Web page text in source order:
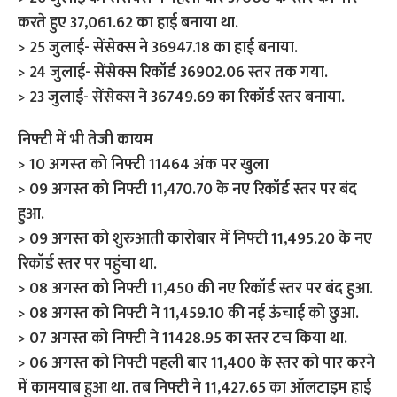
करते हुए 37,061.62 का हाई बनाया था.
> 25 जुलाई- सेंसेक्स ने 36947.18 का हाई बनाया.
> 24 जुलाई- सेंसेक्स रिकॉर्ड 36902.06 स्तर तक गया.
> 23 जुलाई- सेंसेक्स ने 36749.69 का रिकॉर्ड स्तर बनाया.
निफ्टी में भी तेजी कायम
> 10 अगस्‍त को निफ्टी 11464 अंक पर खुला
> 09 अगस्त को निफ्टी 11,470.70 के नए रिकॉर्ड स्तर पर बंद
हुआ.
> 09 अगस्त को शुरुआती कारोबार में निफ्टी 11,495.20 के नए
रिकॉर्ड स्तर पर पहुंचा था.
> 08 अगस्त को निफ्टी 11,450 की नए रिकॉर्ड स्तर पर बंद हुआ.
> 08 अगस्त को निफ्टी ने 11,459.10 की नई ऊंचाई को छुआ.
> 07 अगस्त को निफ्टी ने 11428.95 का स्तर टच किया था.
> 06 अगस्त को निफ्टी पहली बार 11,400 के स्तर को पार करने
में कामयाब हुआ था. तब निफ्टी ने 11,427.65 का ऑलटाइम हाई